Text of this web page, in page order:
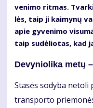
ve­ni­mo rit­mas.
lės, taip ji kai­my­nų
apie gy­ve­ni­mo
taip su­dė­lio­tas, kad
De­vy­nio­li­ka me­tų
Sta­sės so­dy­ba
trans­por­to